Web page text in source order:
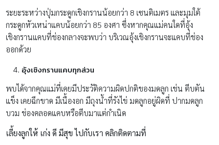
ระยะระหว่างปุ่มกระดูกเชิงกรานน้อยกว่า 8 เซนติเมตร และมุมใต้
กระดูกหัวเหน่าแคบน้อยกว่า 85 องศา ซึ่งหากคุณแม่คนใดที่อุ้ง
เชิงกรานแคบที่ช่องกลางจะพบว่า บริเวณอุ้งเชิงกรานจะแคบที่ช่อง
ออกด้วย
อุ้งเชิงกรานแคบทุกส่วน
พบได้จากคุณแม่ที่เคยมีประวัติความผิดปกติของมดลูก เช่น ตีบตัน
แข็ง เคยฉีกขาด มีเนื้องอก มีถุงน้ำที่รังไข่ มดลูกอยู่ผิดที่ ปากมดลูก
บวม ช่องคลอดแคบหรือตีบมาแต่กำเนิด
เลี้ยงลูกให้ เก่ง ดี มีสุข ไปกับเรา คลิกติดตามที่